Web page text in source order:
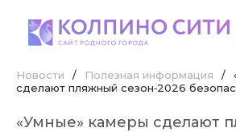
Новости / Полезная информация /
сделают пляжный сезон‑2026
«Умные» камеры сделают